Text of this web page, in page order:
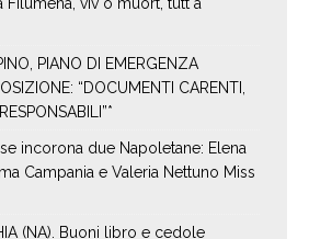
PIANO DI EMERGENZA
“DOCUMENTI CARENTI,
incorona due Napoletane: Elena
Campania e Valeria Nettuno Miss
(NA). Buoni libro e cedole